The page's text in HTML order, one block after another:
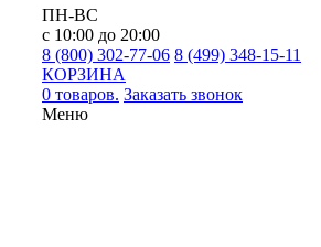
ПН-ВС
с 10:00 до 20:00
8 (800) 302-77-06 8 (499) 348-15-11
КОРЗИНА
0 товаров. Заказать звонок
Меню